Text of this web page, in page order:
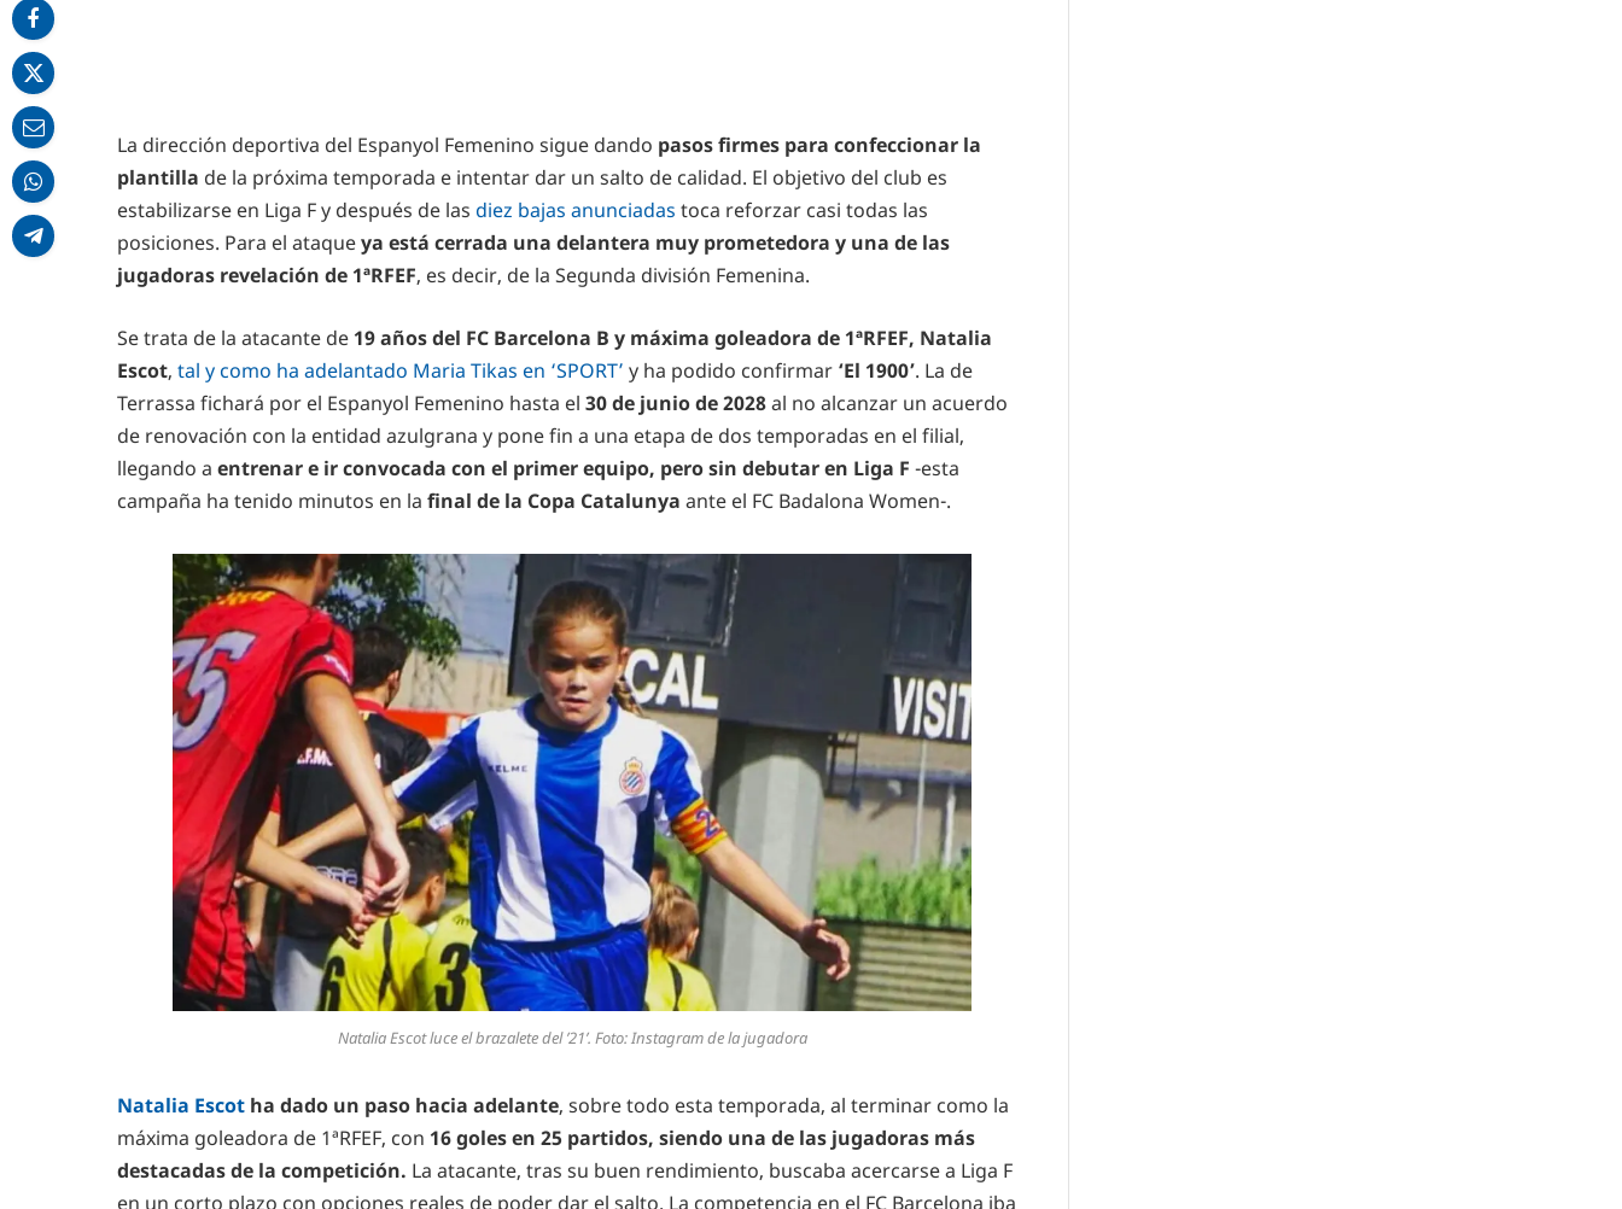
La dirección deportiva del Espanyol Femenino sigue dando pasos firmes para confeccionar la
plantilla de la próxima temporada e intentar dar un salto de calidad. El objetivo del club es
estabilizarse en Liga F y después de las diez bajas anunciadas toca reforzar casi todas las
posiciones. Para el ataqueya está cerrada una delantera muy prometedora y una de las
jugadoras revelación de 1ªRFEF, es decir, de la Segunda división Femenina.
Se trata de la atacante de 19 años del FC Barcelona B y máxima goleadora de 1ªRFEF, Natalia
Escot, tal y como ha adelantado Maria Tikas en ‘SPORT’ y ha podido confirmar ‘El 1900’. La de
Terrassa fichará por el Espanyol Femenino hasta el 30 de junio de 2028al no alcanzar un acuerdo
de renovación con la entidad azulgrana y pone fin a una etapa de dos temporadas en el filial,
llegando a entrenar e ir convocada con el primer equipo, pero sin debutar en Liga F -esta
campaña ha tenido minutos en la final de la Copa Catalunya ante el FC Badalona Women-.
Natalia Escot luce el brazalete del ’21’. Foto: Instagram de la jugadora
Natalia Escot ha dado un paso hacia adelante, sobre todo esta temporada, al terminar como la
máxima goleadora de 1ªRFEF, con 16 goles en 25 partidos, siendo una de las jugadoras más
destacadas de la competición. La atacante, tras su buen rendimiento, buscaba acercarse a Liga F
en un corto plazo con opciones reales de poder dar el salto. La competencia en el FC Barcelona iba